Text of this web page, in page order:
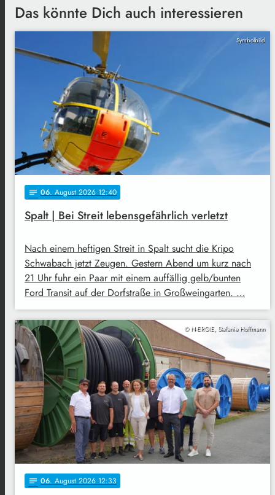
Das könnte Dich auch interessieren
Symbolbild
notes 06. August 2026 12:40
Spalt | Bei Streit lebensgefährlich verletzt
Nach einem heftigen Streit in Spalt sucht die Kripo
Schwabach jetzt Zeugen. Gestern Abend um kurz nach
21 Uhr fuhr ein Paar mit einem auffällig gelb/bunten
Ford Transit auf der Dorfstraße in Großweingarten. …
© N-ERGIE, Stefanie Hoffmann
notes 06. August 2026 12:33